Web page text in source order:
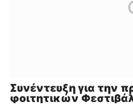
Συνέντευξη για την
φοιτητικών